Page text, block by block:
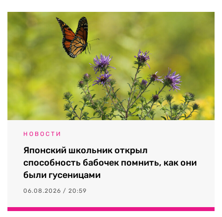
НОВОСТИ
Японский школьник открыл
способность бабочек помнить, как они
были гусеницами
06.08.2026 / 20:59